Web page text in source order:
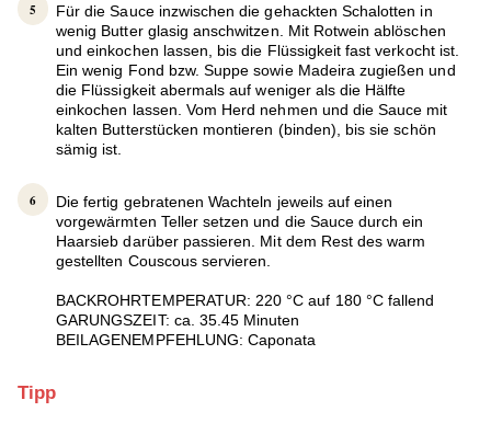
Für die Sauce inzwischen die gehackten Schalotten in
wenig Butter glasig anschwitzen. Mit Rotwein ablöschen
und einkochen lassen, bis die Flüssigkeit fast verkocht ist.
Ein wenig Fond bzw. Suppe sowie Madeira zugießen und
die Flüssigkeit abermals auf weniger als die Hälfte
einkochen lassen. Vom Herd nehmen und die Sauce mit
kalten Butterstücken montieren (binden), bis sie schön
sämig ist.
Die fertig gebratenen Wachteln jeweils auf einen
vorgewärmten Teller setzen und die Sauce durch ein
Haarsieb darüber passieren. Mit dem Rest des warm
gestellten Couscous servieren.
BACKROHRTEMPERATUR: 220 °C auf 180 °C fallend
GARUNGSZEIT: ca. 35.45 Minuten
BEILAGENEMPFEHLUNG: Caponata
Tipp